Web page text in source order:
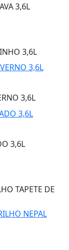
3,6L
3,6L
3,6L
3,6L
TAPETE DE